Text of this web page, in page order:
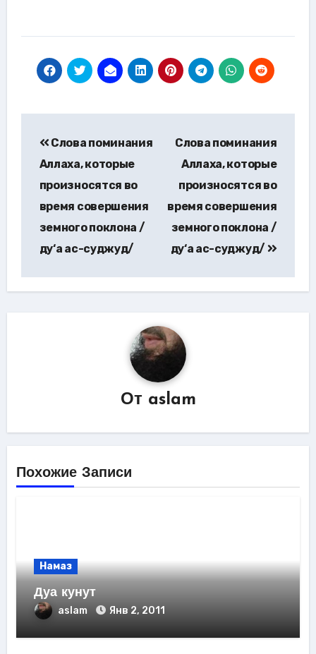
по
записям
Слова поминания
Аллаха, которые
произносятся во
время совершения
земного поклона /
ду‘а ас-суджуд/
Слова поминания
Аллаха, которые
произносятся во
время совершения
земного поклона /
ду‘а ас-суджуд/
От aslam
Похожие Записи
Намаз
Дуа кунут
aslam Янв 2, 2011